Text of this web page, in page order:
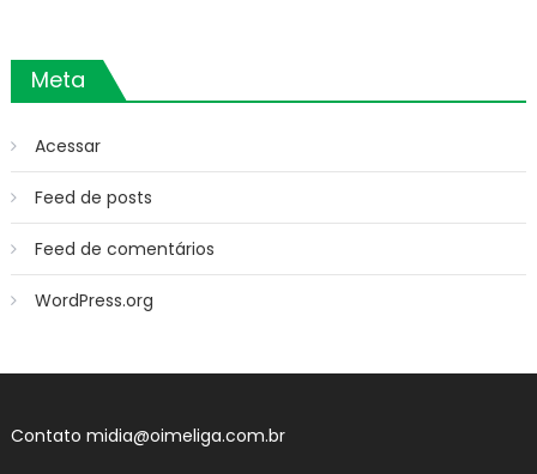
Meta
Acessar
Feed de posts
Feed de comentários
WordPress.org
Contato midia@oimeliga.com.br